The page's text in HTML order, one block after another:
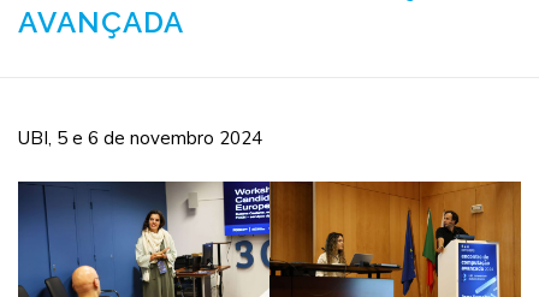
Formação Notícias
AVANÇADA
UBI, 5 e 6 de novembro 2024